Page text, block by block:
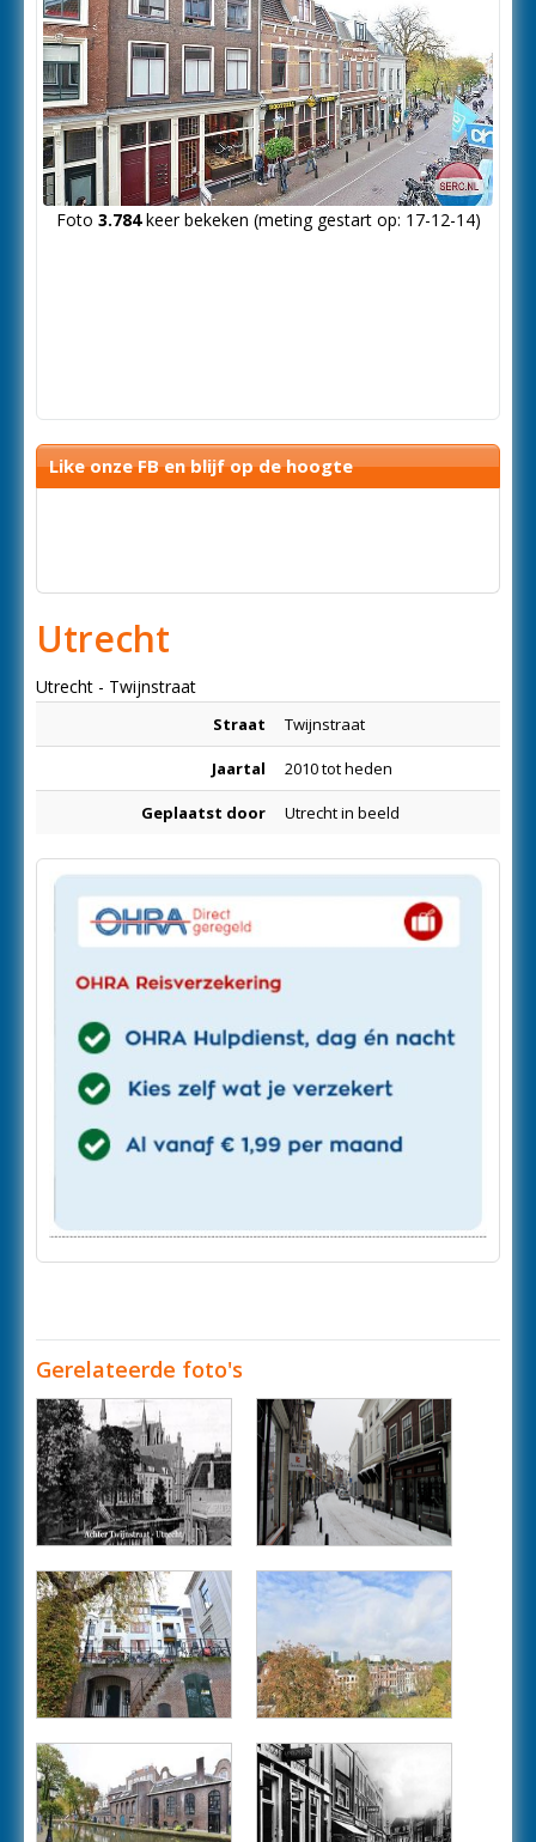
Foto 3.784keer bekeken (meting gestart op: 17-12-14)
Like onze FB en blijf op de hoogte
Utrecht
Utrecht - Twijnstraat
Straat Twijnstraat
Jaartal 2010 tot heden
Geplaatst door Utrecht in beeld
Gerelateerde foto's